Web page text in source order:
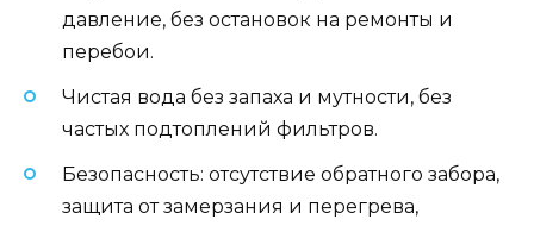
давление, без остановок на ремонты и
перебои.
Чистая вода без запаха и мутности, без
частых подтоплений фильтров.
Безопасность: отсутствие обратного забора,
защита от замерзания и перегрева,